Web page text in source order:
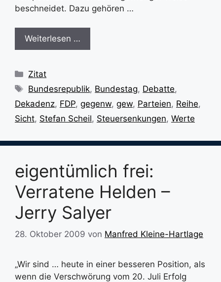
beschneidet. Dazu gehören …
Weiterlesen …
Kategorien
Zitat
Schlagwörter
Bundesrepublik, Bundestag, Debatte,
Dekadenz, FDP, gegenw, gew, Parteien, Reihe,
Sicht, Stefan Scheil, Steuersenkungen, Werte
eigentümlich frei:
Verratene Helden –
Jerry Salyer
28. Oktober 2009 von Manfred Kleine-Hartlage
„Wir sind … heute in einer besseren Position, als
wenn die Verschwörung vom 20. Juli Erfolg